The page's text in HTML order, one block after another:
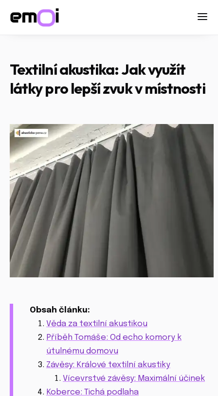
Textilní akustika: Jak využít
látky pro lepší zvuk v místnosti
Obsah článku:
Věda za textilní akustikou
Příběh Tomáše: Od echo komory k
útulnému domovu
Závěsy: Králové textilní akustiky
Vícevrstvé závěsy: Maximální účinek
Koberce: Tichá podlaha